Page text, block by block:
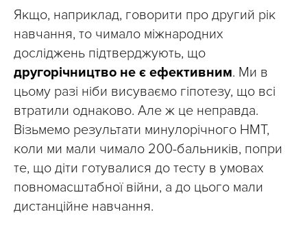
Якщо, наприклад, говорити про другий рік
навчання, то чимало міжнародних
досліджень підтверджують, що
другорічництво не є ефективним. Ми в
цьому разі ніби висуваємо гіпотезу, що всі
втратили однаково. Але ж це неправда.
Візьмемо результати минулорічного НМТ,
коли ми мали чимало 200-бальників, попри
те, що діти готувалися до тесту в умовах
повномасштабної війни, а до цього мали
дистанційне навчання.